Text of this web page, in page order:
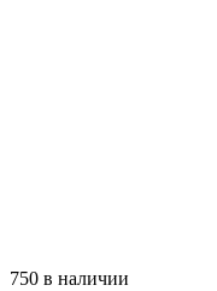
750 в наличии